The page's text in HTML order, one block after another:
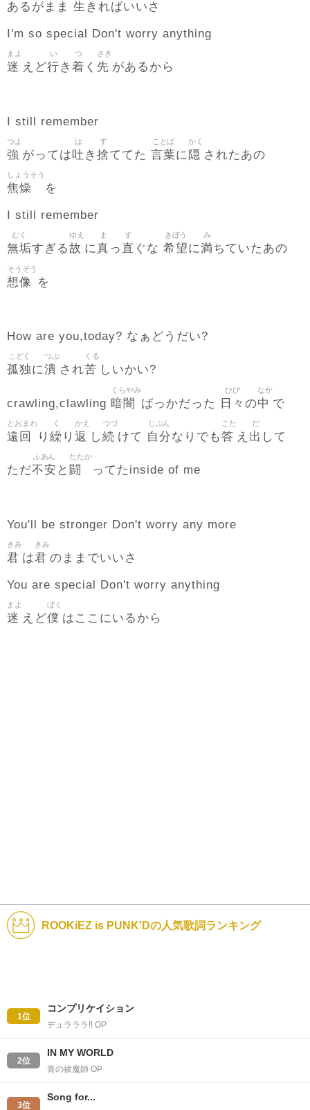
あるがまま 生 きればいいさ
I'm so special Don't worry anything
迷
まよ
えど行
い
き 着
つ
く 先
さき
があるから
I still remember
強
つよ
がっては吐
は
き 捨
す
ててた 言葉
ことば
に 隠
かく
されたあの
焦燥
しょうそう
を
I still remember
無垢
むく
すぎる故
ゆえ
に真
ま
っ 直
す
ぐな 希望
きぼう
に満
み
ちていたあの
想像
そうぞう
を
How are you,today? なぁどうだい?
孤独
こどく
に潰
つぶ
され苦
くる
しいかい?
crawling,clawling 暗闇
くらやみ
ばっかだった 日々
ひび
の中
なか
で
遠回
とおまわ
り 繰
く
り 返
かえ
し続
つづ
けて 自分
じぶん
なりでも答
こた
え 出
だ
して
ただ不安
ふあん
と 闘
たたか
ってたinside of me
You'll be stronger Don't worry any more
君
きみ
は君
きみ
のままでいいさ
You are special Don't worry anything
迷
まよ
えど僕
ぼく
はここにいるから
ROOKiEZ is PUNK'Dの人気歌詞ランキング
1位
コンプリケイション
デュラララ!! OP
2位
IN MY WORLD
青の祓魔師 OP
3位
Song for...